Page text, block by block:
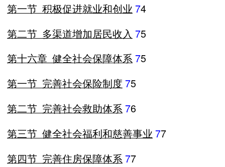
第一节 积极促进就业和创业 74
第二节 多渠道增加居民收入 75
第十六章 健全社会保障体系75
第一节 完善社会保险制度 75
第二节 完善社会救助体系76
第三节 健全社会福利和慈善事业 77
第四节 完善住房保障体系 77